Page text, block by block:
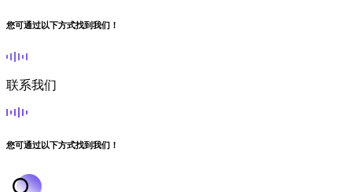
您可通过以下方式找到我们！
联系我们
您可通过以下方式找到我们！